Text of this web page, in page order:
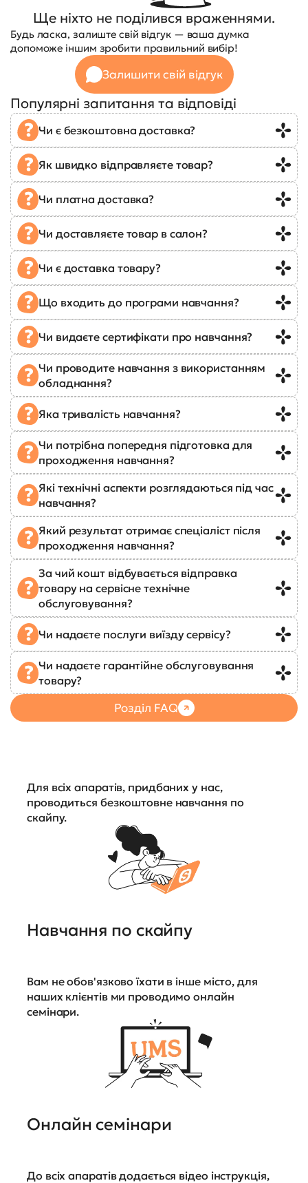
Ще ніхто не поділився враженнями.
Будь ласка, залиште свій відгук — ваша думка
допоможе іншим зробити правильний вибір!
Залишити свій відгук
Популярні запитання та відповіді
Чи є безкоштовна доставка?
Як швидко відправляєте товар?
Чи платна доставка?
Чи доставляєте товар в салон?
Чи є доставка товару?
Що входить до програми навчання?
Чи видаєте сертифікати про навчання?
Чи проводите навчання з використанням
обладнання?
Яка тривалість навчання?
Чи потрібна попередня підготовка для
проходження навчання?
Які технічні аспекти розглядаються під час
навчання?
Який результат отримає спеціаліст після
проходження навчання?
За чий кошт відбувається відправка
товару на сервісне технічне
обслуговування?
Чи надаєте послуги виїзду сервісу?
Чи надаєте гарантійне обслуговування
товару?
Розділ FAQ
Для всіх апаратів, придбаних у нас,
проводиться безкоштовне навчання по
скайпу.
Навчання по скайпу
Вам не обов'язково їхати в інше місто, для
наших клієнтів ми проводимо онлайн
семінари.
Онлайн семінари
До всіх апаратів додається відео інструкція,